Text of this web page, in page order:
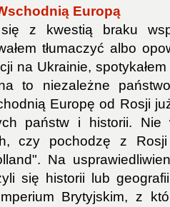
Europą
z kwestią braku
tłumaczyć albo
na Ukrainie,
to niezależne
Europę od Rosji
państw i historii.
czy pochodzę z
Na
się historii lub
Brytyjskim, z